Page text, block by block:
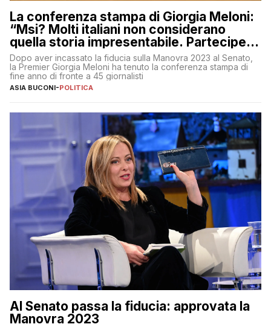
La conferenza stampa di Giorgia Meloni:
“Msi? Molti italiani non considerano
quella storia impresentabile. Parteciperò
al 25 aprile”
Dopo aver incassato la fiducia sulla Manovra 2023 al Senato,
la Premier Giorgia Meloni ha tenuto la conferenza stampa di
fine anno di fronte a 45 giornalisti
ASIA BUCONI-POLITICA
Al Senato passa la fiducia: approvata la
Manovra 2023